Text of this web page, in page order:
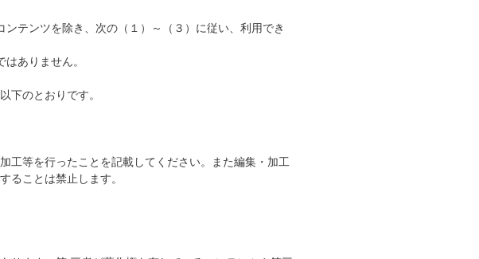
テンツを除き、次の（１）～（３）に従い、利用でき
ありません。
下のとおりです。
工等を行ったことを記載してください。また編集・加工
ることは禁止します。